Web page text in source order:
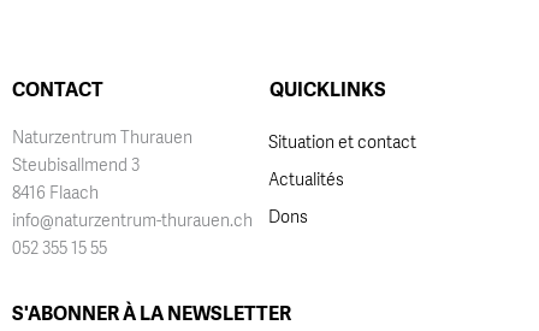
CONTACT
Naturzentrum Thurauen
Steubisallmend 3
8416 Flaach
info@naturzentrum-thurauen.ch
052 355 15 55
QUICKLINKS
Situation et contact
Actualités
Dons
S'ABONNER À LA NEWSLETTER